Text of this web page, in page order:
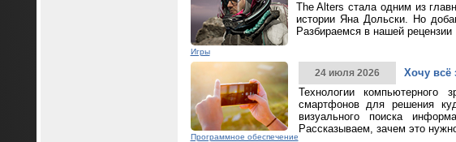
Игры
The Alters стала одним из
истории Яна Дольски. Но
Разбираемся в нашей рецензии
Программное обеспечение
24 июля 2026
Хочу всё
Технологии компьютерного
смартфонов для решения
визуального поиска
Рассказываем, зачем это